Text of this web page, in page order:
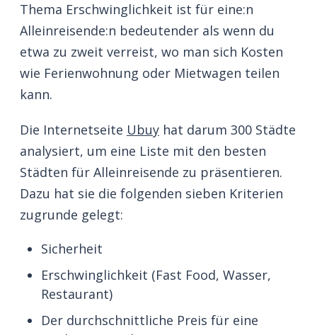
Thema Erschwinglichkeit ist für eine:n
Alleinreisende:n bedeutender als wenn du
etwa zu zweit verreist, wo man sich Kosten
wie Ferienwohnung oder Mietwagen teilen
kann.
Die Internetseite Ubuyhat darum 300 Städte
analysiert, um eine Liste mit den besten
Städten für Alleinreisende zu präsentieren.
Dazu hat sie die folgenden sieben Kriterien
zugrunde gelegt:
Sicherheit
Erschwinglichkeit (Fast Food, Wasser,
Restaurant)
Der durchschnittliche Preis für eine